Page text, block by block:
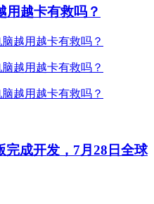
用越卡有救吗？
完成开发，7月28日全球